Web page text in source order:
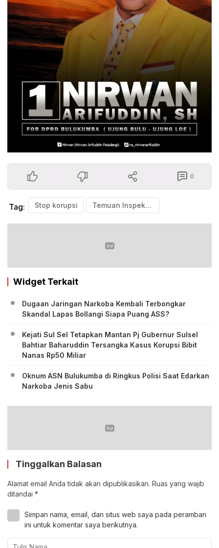
0
Tag: Stop korupsi Temuan Inspektorat di Kasus PDAM Lombok Timur
Widget Terkait
Dugaan Jaringan Narkoba Kembali Terbongkar
Skandal Lapas Bollangi Siapa Puang ASS?
Kejati Sul Sel Tetapkan Mantan Pj Gubernur Sulsel
Bahtiar Baharuddin Tersangka Kasus Korupsi Bibit
Nanas Rp50 Miliar
Oknum ASN Bulukumba di Ringkus Polisi Saat Edarkan
Narkoba Jenis Sabu
Tinggalkan Balasan
Alamat email Anda tidak akan dipublikasikan. Ruas yang wajib
ditandai *
Simpan nama, email, dan situs web saya pada peramban
ini untuk komentar saya berikutnya.